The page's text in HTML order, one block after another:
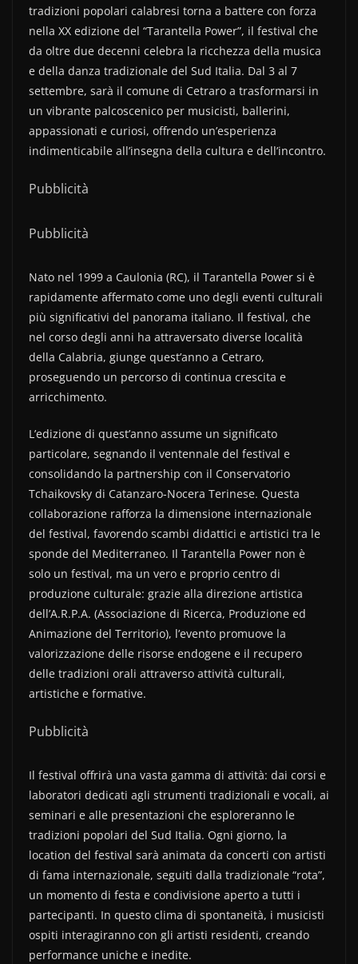
tradizioni popolari calabresi torna a battere con forza
nella XX edizione del “Tarantella Power”, il festival che
da oltre due decenni celebra la ricchezza della musica
e della danza tradizionale del Sud Italia. Dal 3 al 7
settembre, sarà il comune di Cetraro a trasformarsi in
un vibrante palcoscenico per musicisti, ballerini,
appassionati e curiosi, offrendo un’esperienza
indimenticabile all’insegna della cultura e dell’incontro.
Pubblicità
Pubblicità
Nato nel 1999 a Caulonia (RC), il Tarantella Power si è
rapidamente affermato come uno degli eventi culturali
più significativi del panorama italiano. Il festival, che
nel corso degli anni ha attraversato diverse località
della Calabria, giunge quest’anno a Cetraro,
proseguendo un percorso di continua crescita e
arricchimento.
L’edizione di quest’anno assume un significato
particolare, segnando il ventennale del festival e
consolidando la partnership con il Conservatorio
Tchaikovsky di Catanzaro-Nocera Terinese. Questa
collaborazione rafforza la dimensione internazionale
del festival, favorendo scambi didattici e artistici tra le
sponde del Mediterraneo. Il Tarantella Power non è
solo un festival, ma un vero e proprio centro di
produzione culturale: grazie alla direzione artistica
dell’A.R.P.A. (Associazione di Ricerca, Produzione ed
Animazione del Territorio), l’evento promuove la
valorizzazione delle risorse endogene e il recupero
delle tradizioni orali attraverso attività culturali,
artistiche e formative.
Pubblicità
Il festival offrirà una vasta gamma di attività: dai corsi e
laboratori dedicati agli strumenti tradizionali e vocali, ai
seminari e alle presentazioni che esploreranno le
tradizioni popolari del Sud Italia. Ogni giorno, la
location del festival sarà animata da concerti con artisti
di fama internazionale, seguiti dalla tradizionale “rota”,
un momento di festa e condivisione aperto a tutti i
partecipanti. In questo clima di spontaneità, i musicisti
ospiti interagiranno con gli artisti residenti, creando
performance uniche e inedite.